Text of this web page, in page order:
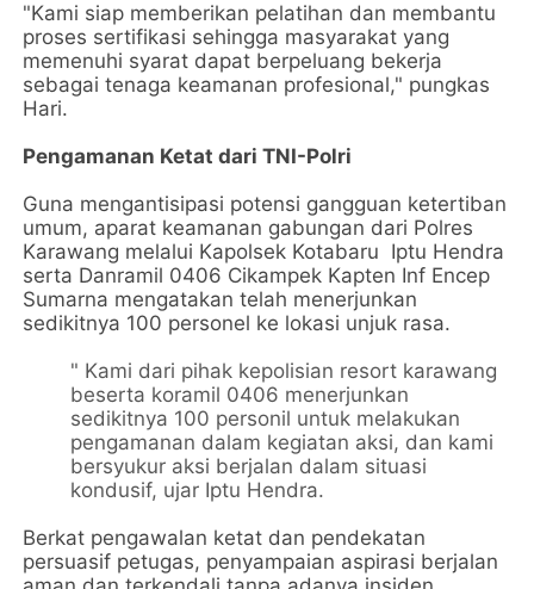
"Kami siap memberikan pelatihan dan membantu
proses sertifikasi sehingga masyarakat yang
memenuhi syarat dapat berpeluang bekerja
sebagai tenaga keamanan profesional," pungkas
Hari.
Pengamanan Ketat dari TNI-Polri
Guna mengantisipasi potensi gangguan ketertiban
umum, aparat keamanan gabungan dari Polres
Karawang melalui Kapolsek Kotabaru Iptu Hendra
serta Danramil 0406 Cikampek Kapten Inf Encep
Sumarna mengatakan telah menerjunkan
sedikitnya 100 personel ke lokasi unjuk rasa.
" Kami dari pihak kepolisian resort karawang
beserta koramil 0406 menerjunkan
sedikitnya 100 personil untuk melakukan
pengamanan dalam kegiatan aksi, dan kami
bersyukur aksi berjalan dalam situasi
kondusif, ujar Iptu Hendra.
Berkat pengawalan ketat dan pendekatan
persuasif petugas, penyampaian aspirasi berjalan